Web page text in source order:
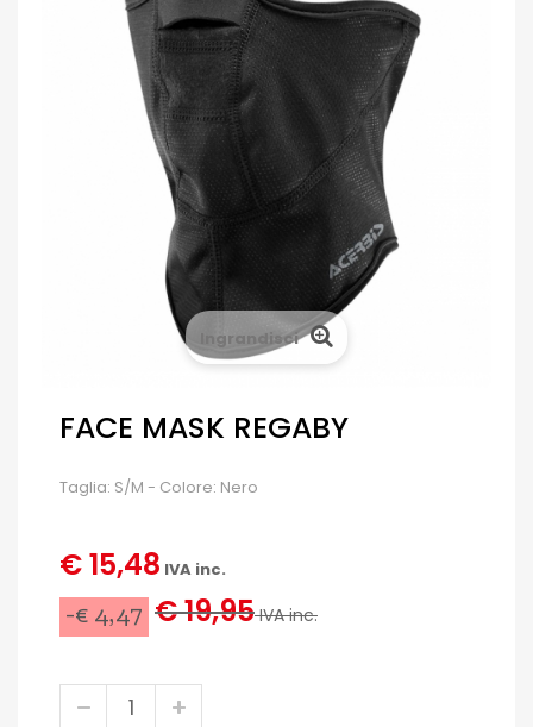
Ingrandisci
FACE MASK REGABY
Taglia: S/M - Colore: Nero
€ 15,48 IVA inc.
-€ 4,47 € 19,95IVA inc.